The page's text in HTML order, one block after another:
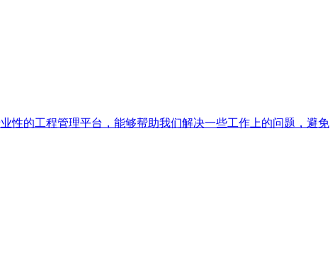
的工程管理平台，能够帮助我们解决一些工作上的问题，避免